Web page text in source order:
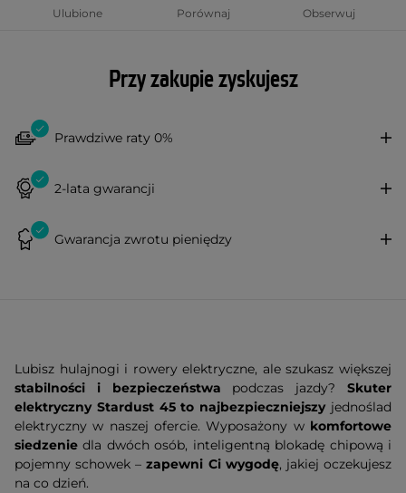
Ulubione Porównaj Obserwuj
Przy zakupie zyskujesz
Prawdziwe raty 0%
2-lata gwarancji
Gwarancja zwrotu pieniędzy
Lubisz hulajnogi i rowery elektryczne, ale szukasz większej
stabilności i bezpieczeństwa podczas jazdy?Skuter
elektryczny Stardust 45 to najbezpieczniejszyjednoślad
elektryczny w naszej ofercie. Wyposażony w komfortowe
siedzeniedla dwóch osób, inteligentną blokadę chipową i
pojemny schowek –zapewni Ci wygodę, jakiej oczekujesz
na co dzień.